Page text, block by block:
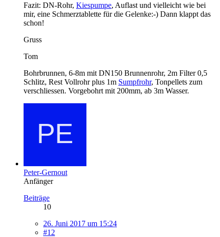
Fazit: DN-Rohr, Kiespumpe, Auflast und vielleicht wie bei
mir, eine Schmerztablette für die Gelenke:-) Dann klappt das
schon!
Gruss
Tom
Bohrbrunnen, 6-8m mit DN150 Brunnenrohr, 2m Filter 0,5
Schlitz, Rest Vollrohr plus 1m Sumpfrohr, Tonpellets zum
verschliessen. Vorgebohrt mit 200mm, ab 3m Wasser.
Peter-Gernout
Anfänger
Beiträge
10
26. Juni 2017 um 15:24
#12